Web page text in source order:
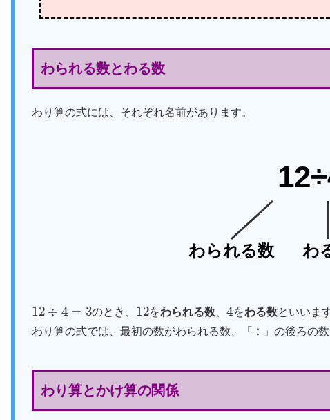
わられる数とわる数
わり算の式には、それぞれ名前があります。
わられる数 わ
12 =
のとき、
12
をわられる数 、
4
をわる数といいます
わり算の式では、最初の数がわられる数、「
」の後ろの
わり算とかけ算の関係